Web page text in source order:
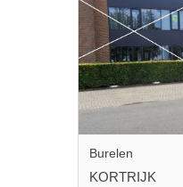
Burelen
KORTRIJK